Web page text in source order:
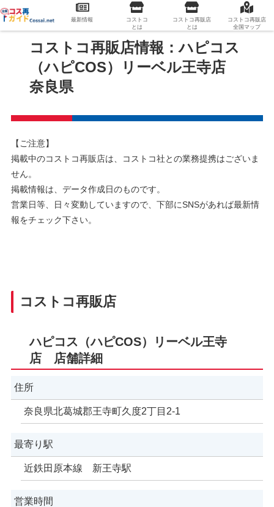
コストコ再販店情報：ハピコス
（ハピCOS）リーベル王寺店
奈良県
【ご注意】
掲載中のコストコ再販店は、コストコ社との業務提携はございま
せん。
掲載情報は、データ作成日のものです。
営業日等、日々変動していますので、下部にSNSがあれば最新情
報をチェック下さい。
コストコ再販店
ハピコス（ハピCOS）リーベル王寺
店 店舗詳細
住所
奈良県北葛城郡王寺町久度2丁目2-1
最寄り駅
近鉄田原本線 新王寺駅
営業時間
最新情報
コストコ
とは
コストコ再販店
とは
コストコ再販店
全国マップ